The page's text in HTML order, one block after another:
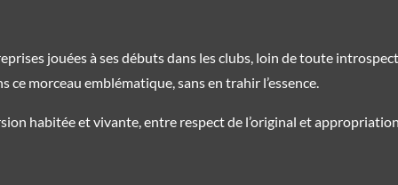
jouées à ses débuts dans les clubs, loin de toute
ce morceau emblématique, sans en trahir l’essence.
habitée et vivante, entre respect de l’original et